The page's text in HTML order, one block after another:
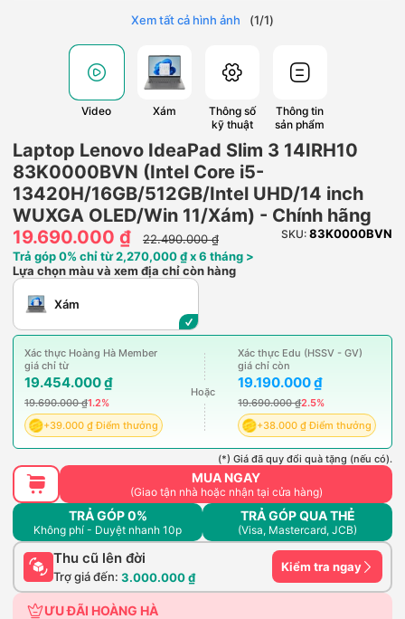
Xem tất cả hình ảnh (1/1)
Video Xám
Thông số
kỹ thuật
Thông tin
sản phẩm
Laptop Lenovo IdeaPad Slim 3 14IRH10
83K0000BVN (Intel Core i5-
13420H/16GB/512GB/Intel UHD/14 inch
WUXGA OLED/Win 11/Xám) - Chính hãng
19.690.000 ₫
22.490.000 ₫ SKU: 83K0000BVN
Trả góp 0% chỉ từ 2,270,000 ₫ x 6 tháng >
Lựa chọn màu và xem địa chỉ còn hàng
Xám
Xác thực Hoàng Hà Member
giá chỉ từ
19.454.000 ₫
19.690.000 ₫1.2%
+39.000 ₫ Điểm thưởng
Hoặc
Xác thực Edu (HSSV - GV)
giá chỉ còn
19.190.000 ₫
19.690.000 ₫2.5%
+38.000 ₫ Điểm thưởng
(*) Giá đã quy đổi quà tặng (nếu có).
MUA NGAY
(Giao tận nhà hoặc nhận tại cửa hàng)
TRẢ GÓP 0%
Không phí - Duyệt nhanh 10p
TRẢ GÓP QUA THẺ
(Visa, Mastercard, JCB)
Thu cũ lên đời
Trợ giá đến: 3.000.000 ₫
Kiểm tra ngay
ƯU ĐÃI HOÀNG HÀ